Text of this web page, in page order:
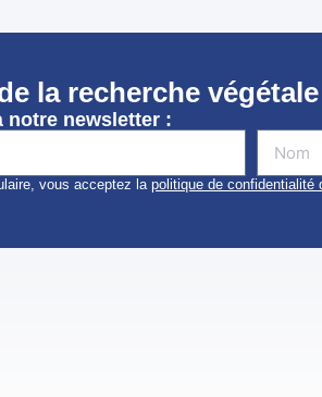
la recherche
notre newsletter :
vous acceptez lapolitique de confidentialité